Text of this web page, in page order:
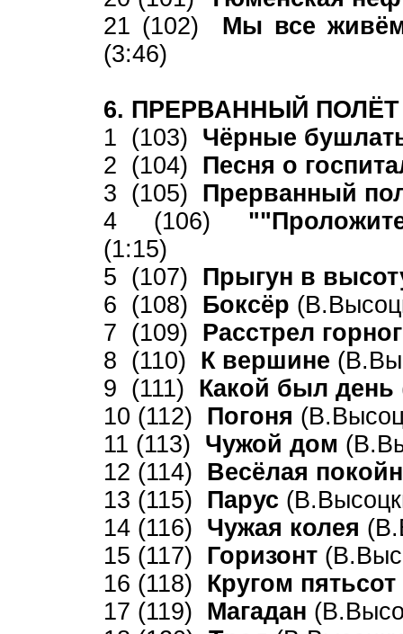
21 (102) Мы все
(3:46)
6. ПРЕРВАННЫЙ ПОЛЁТ
1 (103) Чёрные
2 (104) Песня о
3 (105) Прерванный
4 (106)
(1:15)
5 (107) Прыгун в
6 (108) Боксёр
7 (109) Расстрел
8 (110) К вершине
9 (111) Какой был день
10 (112) Погоня
11 (113) Чужой дом
12 (114) Весёлая
13 (115) Парус
14 (116) Чужая колея
15 (117) Горизонт
16 (118) Кругом пятьсот
17 (119) Магадан